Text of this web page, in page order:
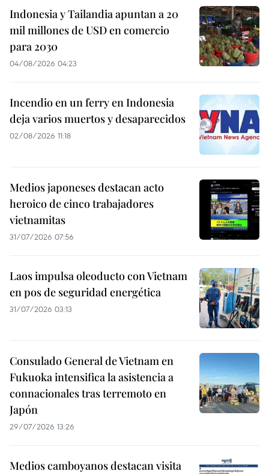
Indonesia y Tailandia apuntan a 20
mil millones de USD en comercio
para 2030
04/08/2026 04:23
Incendio en un ferry en Indonesia
deja varios muertos y desaparecidos
02/08/2026 11:18
Medios japoneses destacan acto
heroico de cinco trabajadores
vietnamitas
31/07/2026 07:56
Laos impulsa oleoducto con Vietnam
en pos de seguridad energética
31/07/2026 03:13
Consulado General de Vietnam en
Fukuoka intensifica la asistencia a
connacionales tras terremoto en
Japón
29/07/2026 13:26
Medios camboyanos destacan visita